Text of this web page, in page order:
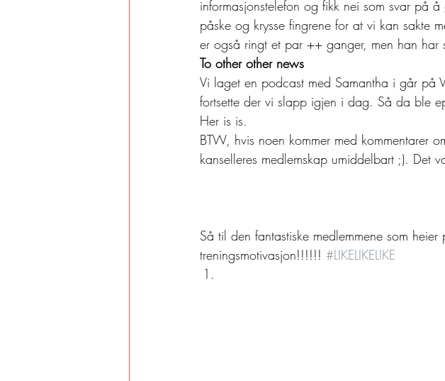
informasjonstelefon og fikk nei som svar på
påske og krysse fingrene for at vi kan sakte
er også ringt et par ++ ganger, men han har
To other other news
Vi laget en podcast med Samantha i går på
fortsette der vi slapp igjen i dag. Så da ble
Her is is.
BTW, hvis noen kommer med kommentarer
kanselleres medlemskap umiddelbart ;). Det
Så til den fantastiske medlemmene som
treningsmotivasjon!!!!!! #LIKELIKELIKE